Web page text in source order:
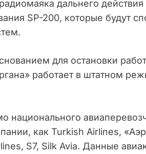
дальнего
SP-200, которые будут
для остановки
работает в штатном
национального
как Turkish Airlines,
S7, Silk Avia. Данные